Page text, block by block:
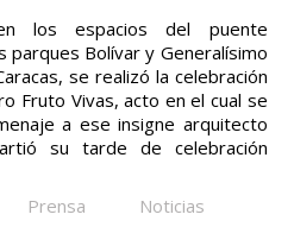
los espacios del puente
parques Bolívar y Generalísimo
se realizó la celebración
Fruto Vivas, acto en el cual se
a ese insigne arquitecto
su tarde de celebración
Prensa
Noticias